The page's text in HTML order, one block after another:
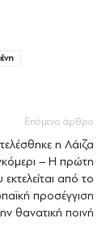
Επόμενο άρθρο
η Λάιζα
– Η πρώτη
από το
προσέγγιση
θανατική ποινή